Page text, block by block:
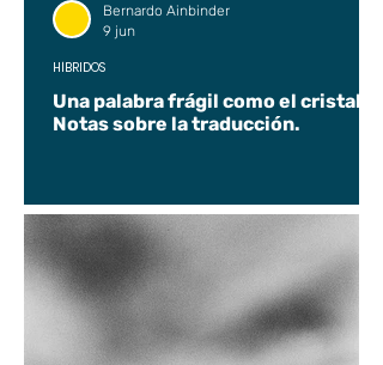
Una palabra frágil como el cristal.
Notas sobre la traducción.
HÍBRIDOS
Bernardo Ainbinder
9 jun